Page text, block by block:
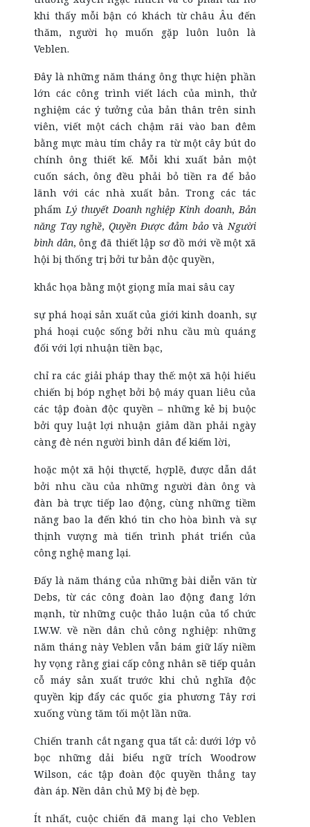
khi thấy mỗi bận có khách từ châu Âu đến
thăm, người họ muốn gặp luôn luôn là
Veblen.
Đây là những năm tháng ông thực hiện phần
lớn các công trình viết lách của mình, thử
nghiệm các ý tưởng của bản thân trên sinh
viên, viết một cách chậm rãi vào ban đêm
bằng mực màu tím chảy ra từ một cây bút do
chính ông thiết kế. Mỗi khi xuất bản một
cuốn sách, ông đều phải bỏ tiền ra để bảo
lãnh với các nhà xuất bản. Trong các tác
phẩmLý thuyết Doanh nghiệp Kinh doanh,Bản
năng Tay nghề, Quyền Được đảm bảovàNgười
bình dân, ông đã thiết lập sơ đồ mới về một xã
hội bị thống trị bởi tư bản độc quyền,
khắc họa bằng một giọng mỉa mai sâu cay
sự phá hoại sản xuất của giới kinh doanh, sự
phá hoại cuộc sống bởi nhu cầu mù quáng
đối với lợi nhuận tiền bạc,
chỉ ra các giải pháp thay thế: một xã hội hiếu
chiến bị bóp nghẹt bởi bộ máy quan liêu của
các tập đoàn độc quyền – những kẻ bị buộc
bởi quy luật lợi nhuận giảm dần phải ngày
càng đè nén người bình dân để kiếm lời,
hoặc một xã hội thựctế, hợplẽ, được dẫn dắt
bởi nhu cầu của những người đàn ông và
đàn bà trực tiếp lao động, cùng những tiềm
năng bao la đến khó tin cho hòa bình và sự
thịnh vượng mà tiến trình phát triển của
công nghệ mang lại.
Đấy là năm tháng của những bài diễn văn từ
Debs, từ các công đoàn lao động đang lớn
mạnh, từ những cuộc thảo luận của tổ chức
I.W.W. về nền dân chủ công nghiệp: những
năm tháng này Veblen vẫn bám giữ lấy niềm
hy vọng rằng giai cấp công nhân sẽ tiếp quản
cỗ máy sản xuất trước khi chủ nghĩa độc
quyền kịp đẩy các quốc gia phương Tây rơi
xuống vùng tăm tối một lần nữa.
Chiến tranh cắt ngang qua tất cả: dưới lớp vỏ
bọc những dải biểu ngữ trích Woodrow
Wilson, các tập đoàn độc quyền thẳng tay
đàn áp. Nền dân chủ Mỹ bị đè bẹp.
Ít nhất, cuộc chiến đã mang lại cho Veblen